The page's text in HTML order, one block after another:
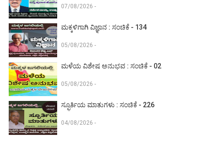
07/08/2026 -
ಮಕ್ಕಳಿಗಾಗಿ ವಿಜ್ಞಾನ : ಸಂಚಿಕೆ - 134
05/08/2026 -
ಮಳೆಯ ವಿಶೇಷ ಅನುಭವ : ಸಂಚಿಕೆ - 02
05/08/2026 -
ಸ್ಫೂರ್ತಿಯ ಮಾತುಗಳು : ಸಂಚಿಕೆ - 226
04/08/2026 -